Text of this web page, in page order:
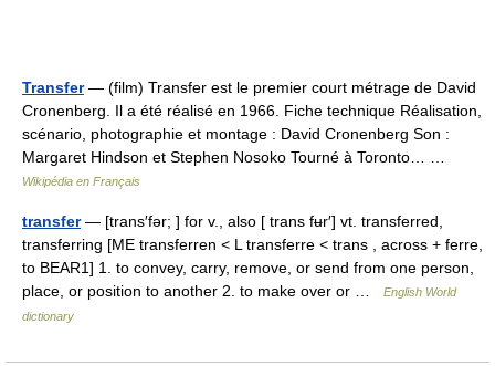
Transfer— (film) Transfer est le premier court métrage de David
Cronenberg. Il a été réalisé en 1966. Fiche technique Réalisation,
scénario, photographie et montage : David Cronenberg Son :
Margaret Hindson et Stephen Nosoko Tourné à Toronto… …
Wikipédia en Français
transfer— [trans′fər; ] for v., also [ trans fʉr′] vt. transferred,
transferring [ME transferren < L transferre < trans , across + ferre,
to BEAR1] 1. to convey, carry, remove, or send from one person,
place, or position to another 2. to make over or …
English World
dictionary